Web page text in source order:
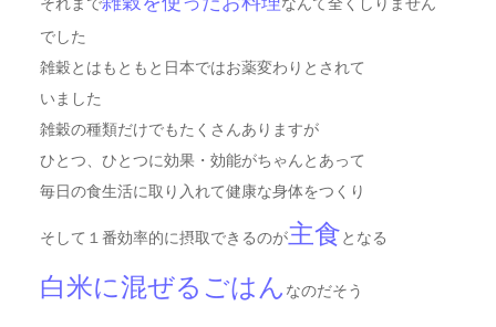
でした
雑穀とはもともと日本ではお薬変わりとされて
いました
雑穀の種類だけでもたくさんありますが
ひとつ、ひとつに効果・効能がちゃんとあって
毎日の食生活に取り入れて健康な身体をつくり
そして１番効率的に摂取できるのが主食となる
白米に混ぜるごはん なのだそう